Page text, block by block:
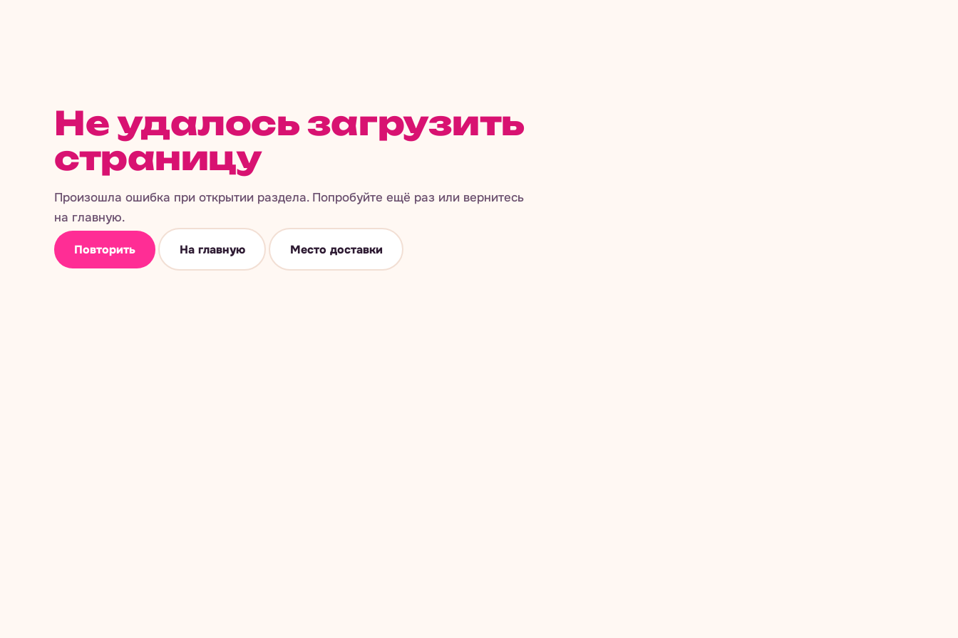
Не удалось загрузить
страницу
Произошла ошибка при открытии раздела. Попробуйте ещё раз или вернитесь
на главную.
Повторить На главную Место доставки